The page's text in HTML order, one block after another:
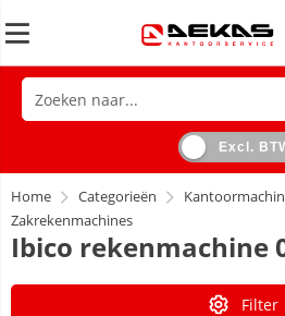
Excl.
Home Categorieën
Zakrekenmachines
Ibico rekenmachine
Filter